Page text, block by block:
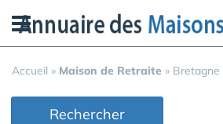
Accueil » Maison de Retraite » Bretagne
Rechercher